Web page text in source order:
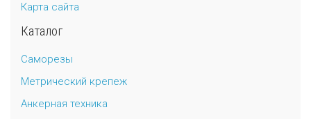
Карта сайта
Каталог
Саморезы
Метрический крепеж
Анкерная техника